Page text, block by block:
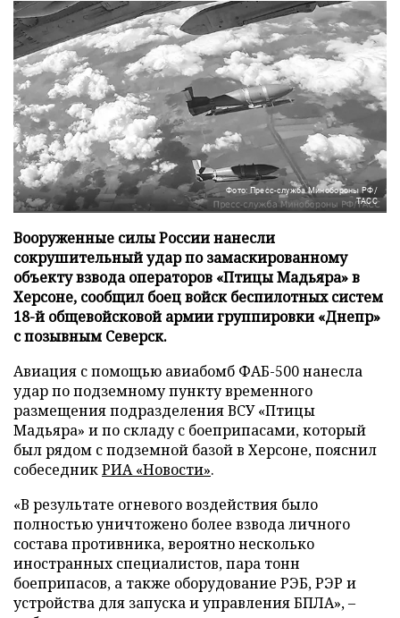
Фото: Пресс-служба Минобороны РФ/
ТАСС
Вооруженные силы России нанесли
сокрушительный удар по замаскированному
объекту взвода операторов «Птицы Мадьяра» в
Херсоне, сообщил боец войск беспилотных систем
18-й общевойсковой армии группировки «Днепр»
с позывным Северск.
Авиация с помощью авиабомб ФАБ-500 нанесла
удар по подземному пункту временного
размещения подразделения ВСУ «Птицы
Мадьяра» и по складу с боеприпасами, который
был рядом с подземной базой в Херсоне, пояснил
собеседникРИА «Новости».
«В результате огневого воздействия было
полностью уничтожено более взвода личного
состава противника, вероятно несколько
иностранных специалистов, пара тонн
боеприпасов, а также оборудование РЭБ, РЭР и
устройства для запуска и управления БПЛА», –